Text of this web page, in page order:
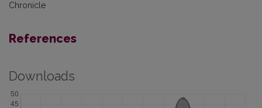
Chronicle
References
Downloads